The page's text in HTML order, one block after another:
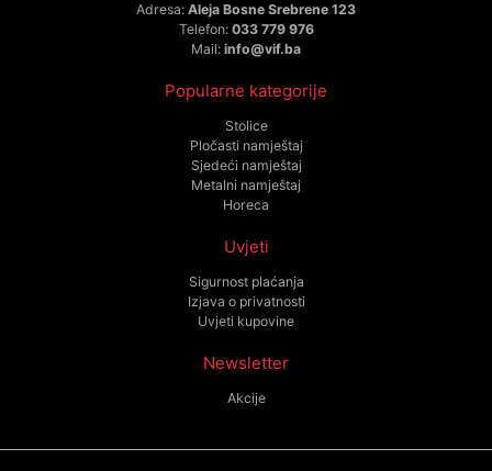
Adresa: Aleja Bosne Srebrene 123
Telefon: 033 779 976
Mail: info@vif.ba
Popularne kategorije
Stolice
Pločasti namještaj
Sjedeći namještaj
Metalni namještaj
Horeca
Uvjeti
Sigurnost plaćanja
Izjava o privatnosti
Uvjeti kupovine
Newsletter
Akcije